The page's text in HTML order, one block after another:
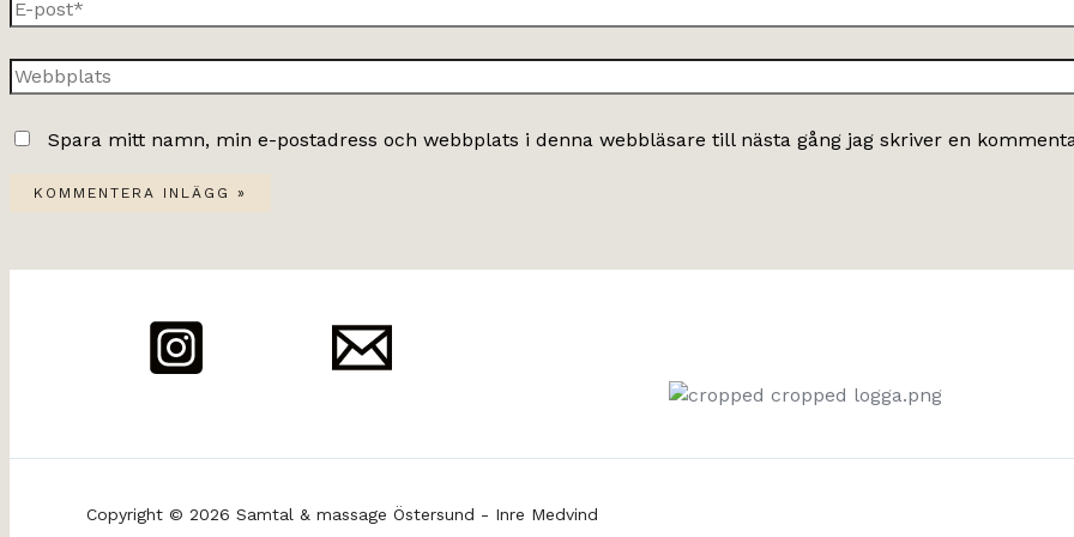
post*
Webbplats
Spara mitt namn, min e-postadress och webbplats i denna webbläsare till nästa gång jag skriver en
Copyright © 2026 Samtal & massage Östersund - Inre Medvind